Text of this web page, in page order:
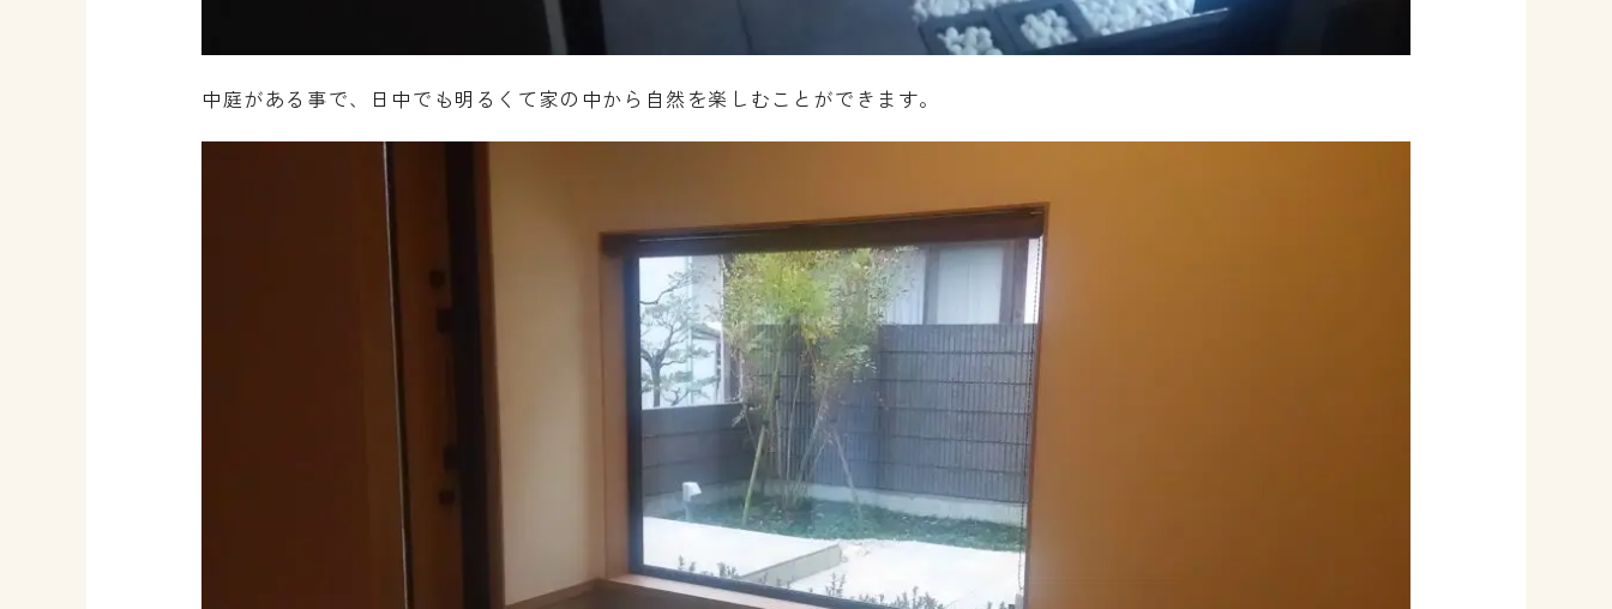
中庭がある事で、日中でも明るくて家の中から自然を楽しむことができます。